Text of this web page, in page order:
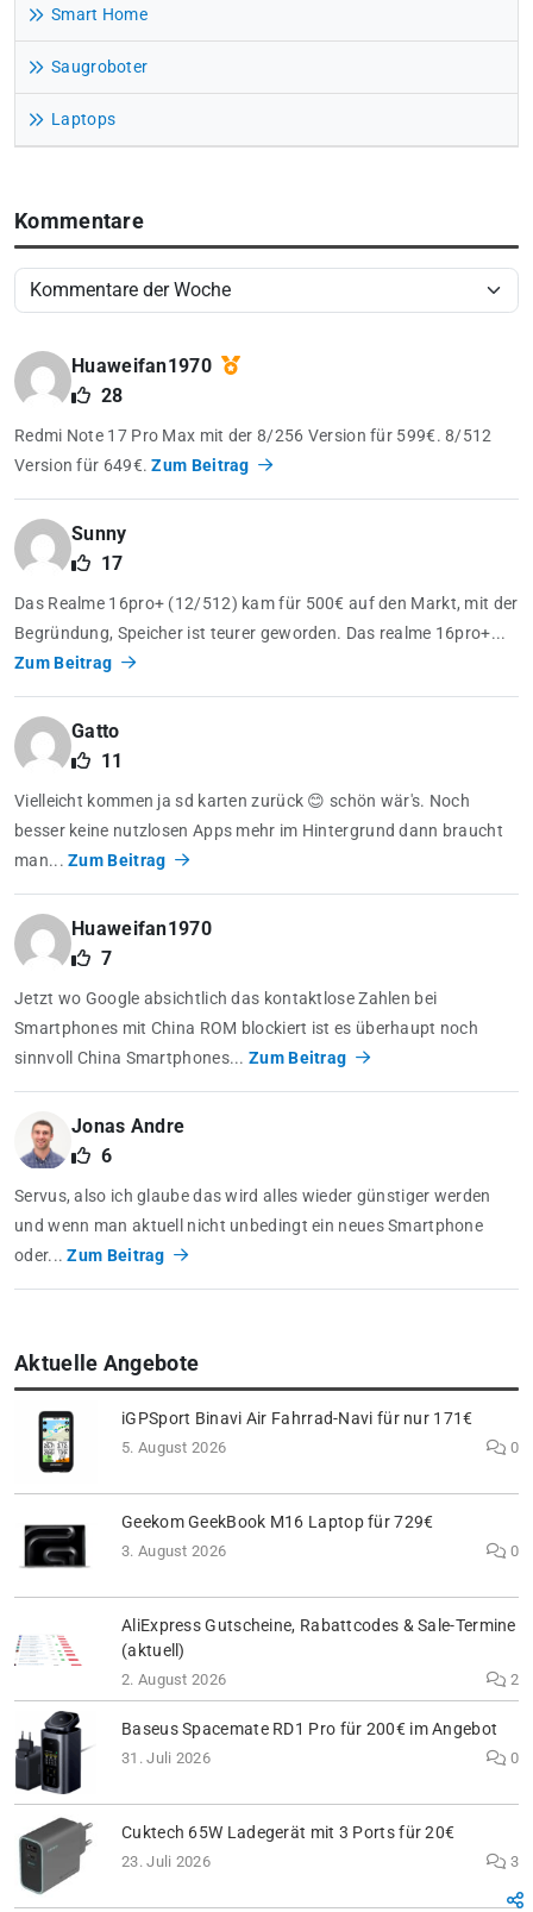
Smart Home
Saugroboter
Laptops
Kommentare
Huaweifan1970
28
Redmi Note 17 Pro Max mit der 8/256 Version für 599€. 8/512
Version für 649€.Zum Beitrag
Sunny
17
Das Realme 16pro+ (12/512) kam für 500€ auf den Markt, mit der
Begründung, Speicher ist teurer geworden. Das realme 16pro+...
Zum Beitrag
Gatto
11
Vielleicht kommen ja sd karten zurück 😊 schön wär's. Noch
besser keine nutzlosen Apps mehr im Hintergrund dann braucht
man...Zum Beitrag
Huaweifan1970
7
Jetzt wo Google absichtlich das kontaktlose Zahlen bei
Smartphones mit China ROM blockiert ist es überhaupt noch
sinnvoll China Smartphones...Zum Beitrag
Jonas Andre
6
Servus, also ich glaube das wird alles wieder günstiger werden
und wenn man aktuell nicht unbedingt ein neues Smartphone
oder...Zum Beitrag
Aktuelle Angebote
iGPSport Binavi Air Fahrrad-Navi für nur 171€
5. August 2026 0
Geekom GeekBook M16 Laptop für 729€
3. August 2026 0
AliExpress Gutscheine, Rabattcodes & Sale-Termine
(aktuell)
2. August 2026 2
Baseus Spacemate RD1 Pro für 200€ im Angebot
31. Juli 2026 0
Cuktech 65W Ladegerät mit 3 Ports für 20€
23. Juli 2026 3